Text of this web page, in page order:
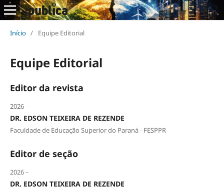
Início / Equipe Editorial
Equipe Editorial
Editor da revista
2026 –
DR. EDSON TEIXEIRA DE REZENDE
Faculdade de Educação Superior do Paraná - FESPPR
Editor de seção
2026 –
DR. EDSON TEIXEIRA DE REZENDE